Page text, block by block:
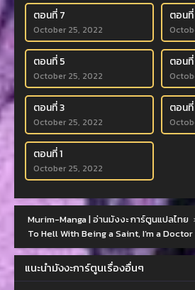
ตอนที่ 7
October 25, 2022
ตอน
ตอนที่ 5
October 25, 2022
ตอน
ตอนที่ 3
October 25, 2022
ตอนที่
ตอนที่ 1
October 25, 2022
Murim-Manga | อ่านมังงะ การ์ตูนแปลไทย
To Hell With Being a Saint, I’m a Doctor
แนะนำมังงะการ์ตูนเรื่องอื่นๆ